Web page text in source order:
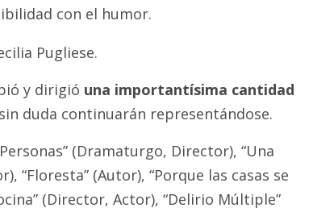
con el humor.
y dirigió una importantísima cantidad
duda continuarán representándose.
(Dramaturgo, Director), “Una
“Floresta” (Autor), “Porque las casas se
(Director, Actor), “Delirio Múltiple”